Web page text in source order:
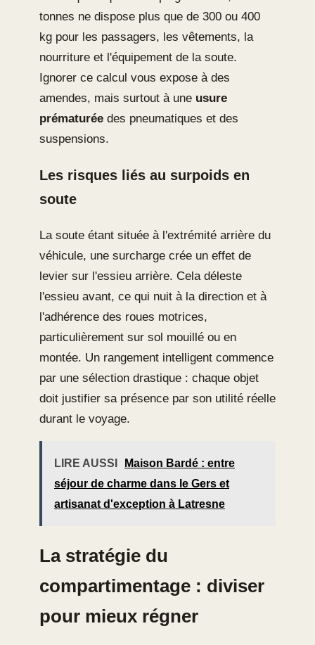
tonnes ne dispose plus que de 300 ou 400
kg pour les passagers, les vêtements, la
nourriture et l'équipement de la soute.
Ignorer ce calcul vous expose à des
amendes, mais surtout à une usure
prématurée des pneumatiques et des
suspensions.
Les risques liés au surpoids en
soute
La soute étant située à l'extrémité arrière du
véhicule, une surcharge crée un effet de
levier sur l'essieu arrière. Cela déleste
l'essieu avant, ce qui nuit à la direction et à
l'adhérence des roues motrices,
particulièrement sur sol mouillé ou en
montée. Un rangement intelligent commence
par une sélection drastique : chaque objet
doit justifier sa présence par son utilité réelle
durant le voyage.
LIRE AUSSI
Maison Bardé : entre
séjour de charme dans le Gers et
artisanat d'exception à Latresne
La stratégie du
compartimentage : diviser
pour mieux régner